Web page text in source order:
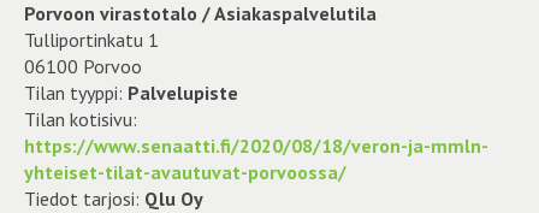
Porvoon virastotalo / Asiakaspalvelutila
Tulliportinkatu 1
06100 Porvoo
Tilan tyyppi: Palvelupiste
Tilan kotisivu:
https://www.senaatti.fi/2020/08/18/veron-ja-mmln-
yhteiset-tilat-avautuvat-porvoossa/
Tiedot tarjosi: Qlu Oy